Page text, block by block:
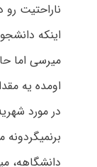
ناراحتیت
اینکه
میرسی اما
اومده یه
در مورد
دانشگاهه،